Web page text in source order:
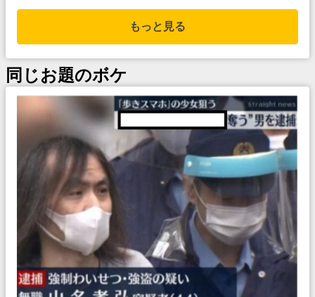
もっと見る
同じお題のボケ